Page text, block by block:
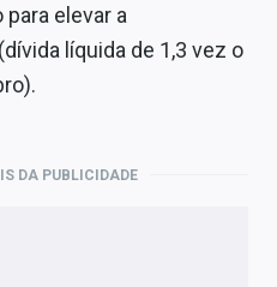
elevar a
líquida de 1,3 vez o
DA PUBLICIDADE